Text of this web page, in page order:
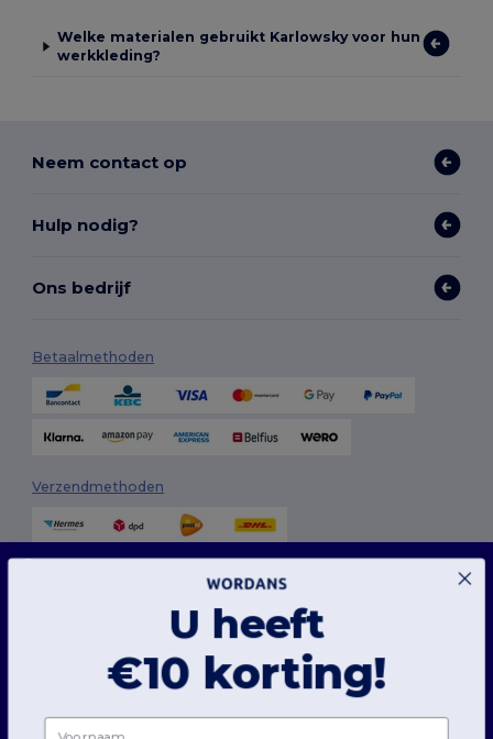
Welke materialen gebruikt Karlowsky voor hun
werkkleding?
Neem contact op
Hulp nodig?
Ons bedrijf
Betaalmethoden
Verzendmethoden
Onze website maakt gebruik van zowel onze eigen cookies als cookies van derden om
van de website te analyseren en een vlotte en gepersonaliseerde browse-ervaring te
garanderen, inclusief op maat gemaakte inhoud, geoptimaliseerde interacties met
U kunt uw cookievoorkeuren op elk moment beheren. Essentiële cookies, die nodig
zijn voor het functioneren van de website, kunnen niet worden uitgeschakeld omdat
ze noodzakelijk zijn voor de correcte werking van de website. U kunt echter kiezen of u
andere soorten cookies, zoals die voor personalisatie, analyse en targeting, wilt toestaan
of blokkeren.
U heeft
€10 korting!
Voornaam